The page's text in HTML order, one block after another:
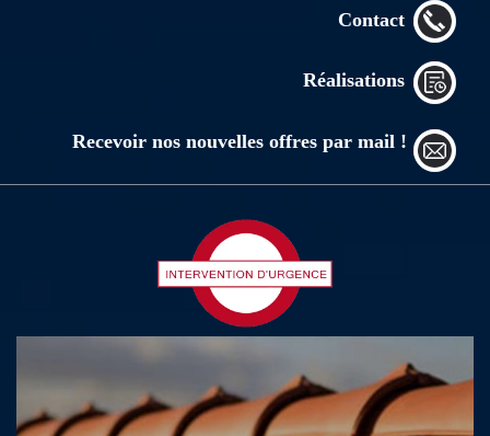
Contact
Réalisations
Recevoir nos nouvelles offres par mail !